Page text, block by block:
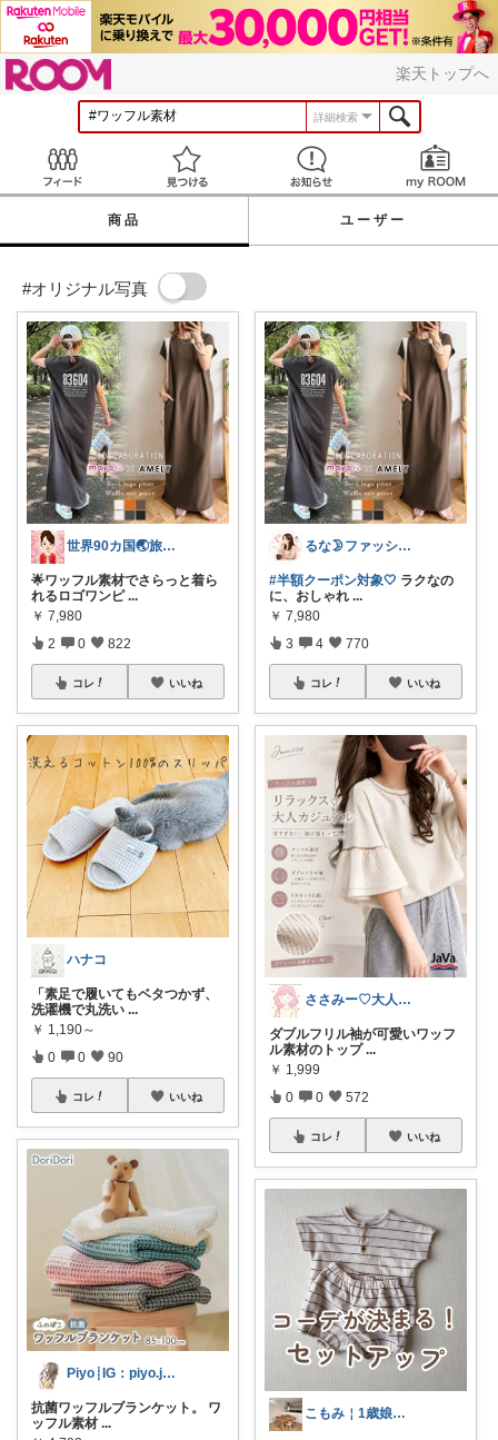
楽天トップへ
詳細検索
見つける お知らせ
商品 ユーザー
#オリジナル写真
世界90カ国🌏️旅人OL✈️
🌟ワッフル素材でさらっと着ら
れるロゴワンピ ...
￥ 7,980
2 0 822
コレ いいね
ハナコ
「素足で履いてもベタつかず、
洗濯機で丸洗い ...
￥ 1,190～
0 0 90
コレ いいね
Piyo┊IG：piyo.jp___
抗菌ワッフルブランケット。 ワ
ッフル素材 ...
るな🌛ファッション・美容
#半額クーポン対象🤍 ラクなの
に、おしゃれ ...
￥ 7,980
3 4 770
コレ いいね
ささみー♡大人可愛いファッション
ダブルフリル袖が可愛いワッフ
ル素材のトップ ...
￥ 1,999
0 0 572
コレ いいね
こもみ￤1歳娘＆インテリア